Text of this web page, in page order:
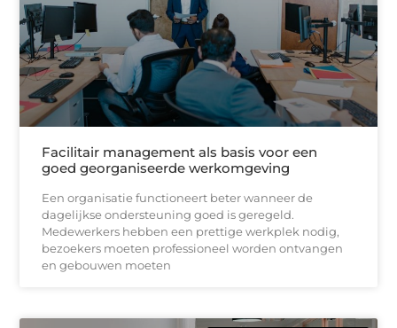
Facilitair management als basis voor een
goed georganiseerde werkomgeving
Een organisatie functioneert beter wanneer de
dagelijkse ondersteuning goed is geregeld.
Medewerkers hebben een prettige werkplek nodig,
bezoekers moeten professioneel worden ontvangen
en gebouwen moeten